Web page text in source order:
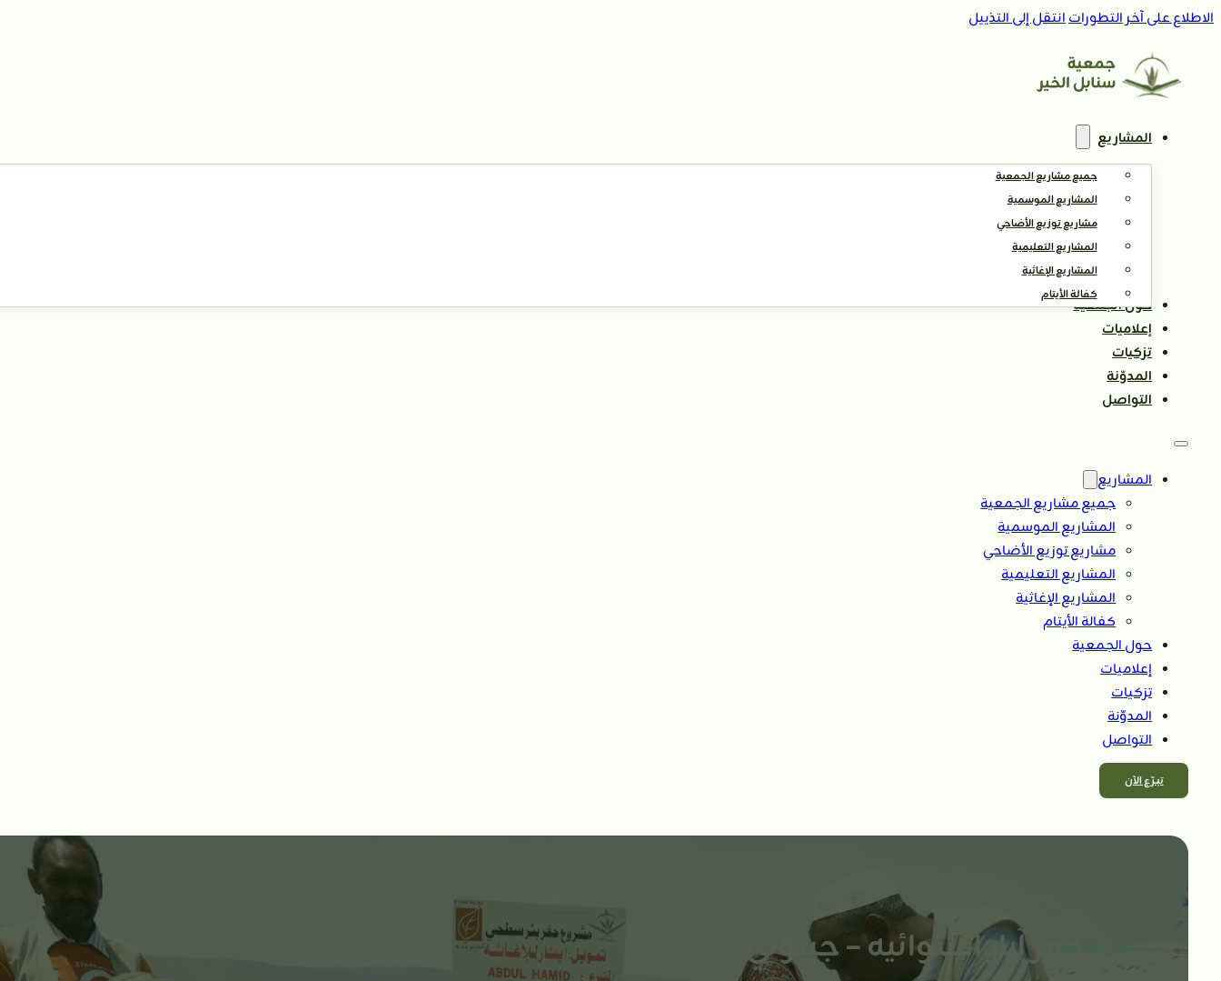
الاطلاع على آخر التطوراتانتقل إلى التذييل
المشاريع
جميع مشاريع الجمعية
المشاريع الموسمية
مشاريع توزيع الأضاحي
المشاريع التعليمية
المشاريع الإغاثية
كفالة الأيتام
حول الجمعية
إعلاميات
تزكيات
المدوّنة
التواصل
المشاريع
جميع مشاريع الجمعية
المشاريع الموسمية
مشاريع توزيع الأضاحي
المشاريع التعليمية
المشاريع الإغاثية
كفالة الأيتام
حول الجمعية
إعلاميات
تزكيات
المدوّنة
التواصل
تبــرّع الآن
حفر آبار استوائيه – جيبوتي